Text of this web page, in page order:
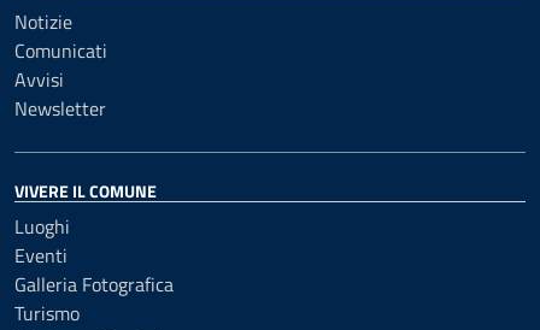
Notizie
Comunicati
Avvisi
Newsletter
VIVERE IL COMUNE
Luoghi
Eventi
Galleria Fotografica
Turismo